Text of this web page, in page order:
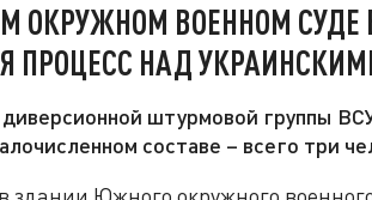
ОКРУЖНОМ ВОЕННОМ СУДЕ
ПРОЦЕСС НАД
диверсионной штурмовой группы
составе – всего три